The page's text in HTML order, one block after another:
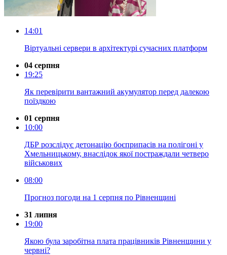
14:01
Віртуальні сервери в архітектурі сучасних платформ
04 серпня
19:25
Як перевірити вантажний акумулятор перед далекою
поїздкою
01 серпня
10:00
ДБР розслідує детонацію боєприпасів на полігоні у
Хмельницькому, внаслідок якої постраждали четверо
військових
08:00
Прогноз погоди на 1 серпня по Рівненщині
31 липня
19:00
Якою була заробітна плата працівників Рівненщини у
червні?